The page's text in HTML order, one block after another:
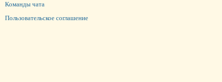
Команды чата
Пользовательское соглашение